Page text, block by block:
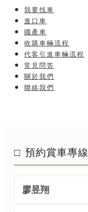
我要找車
進口車
國產車
收購車輛流程
代客引進車輛流程
常見問答
關於我們
聯絡我們
□ 預約賞車專線
廖昱翔